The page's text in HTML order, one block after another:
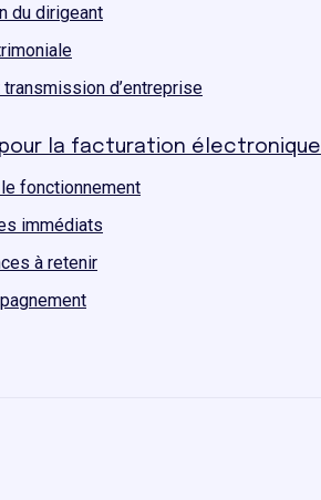
du dirigeant
transmission d’entreprise
la facturation électronique
fonctionnement
immédiats
à retenir